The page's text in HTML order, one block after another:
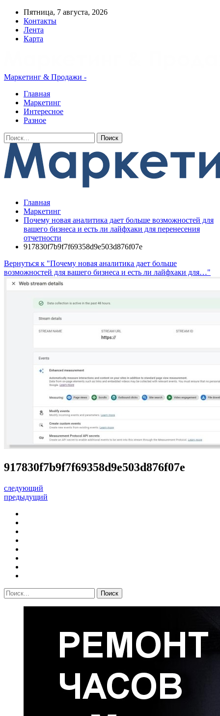
Пятница, 7 августа, 2026
Контакты
Лента
Карта
Маркетинг & Продажи -
Главная
Маркетинг
Интересное
Разное
Главная
Маркетинг
Почему новая аналитика дает больше возможностей для
вашего бизнеса и есть ли лайфхаки для перенесения
отчетности
917830f7b9f7f69358d9e503d876f07e
Вернуться к "Почему новая аналитика дает больше
возможностей для вашего бизнеса и есть ли лайфхаки для…"
917830f7b9f7f69358d9e503d876f07e
следующий
предыдущий